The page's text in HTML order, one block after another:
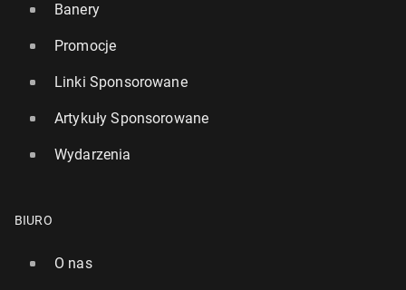
Banery
Promocje
Linki Sponsorowane
Artykuły Sponsorowane
Wydarzenia
BIURO
O nas